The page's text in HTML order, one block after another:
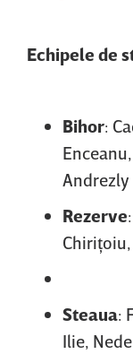
Echipele de
Bihor:
Rezerve
Chiriţoiu,
Steaua:
Ilie,